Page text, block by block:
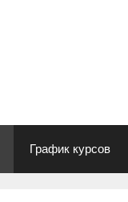
График курсов